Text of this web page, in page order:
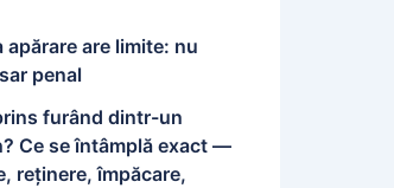
apărare are limite: nu
penal
furând dintr-un
Ce se întâmplă exact —
reținere, împăcare,